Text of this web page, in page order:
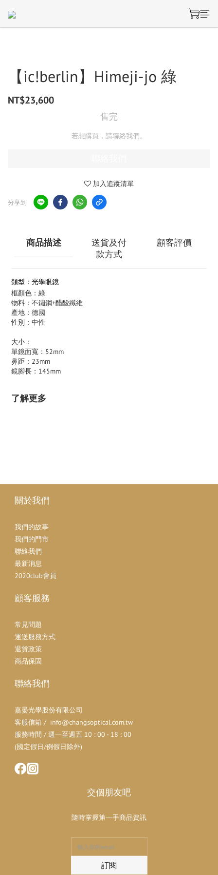
【ic!berlin】Himeji-jo 綠
NT$23,600
售完
若想購買，請聯絡我們。
加入追蹤清單
分享到
商品描述
送貨及付
款方式
顧客評價
類型：光學眼鏡
框顏色：綠
物料：不鏽鋼+醋酸纖維
產地：德國
性別：中性
大小：
單鏡面寬：52mm
鼻距：23mm
鏡腳長：145mm
了解更多
關於我們
我們的故事
我們的門市
聯絡我們
最新消息
2020club會員
顧客服務
常見問題
運送服務方式
退貨政策
商品保固
聯絡我們
嘉晏光學股份有限公司
客服信箱 / info@changsoptical.com.tw
服務時間 / 週一至週五 10 : 00 - 18 : 00
(國定假日/例假日除外)
交個朋友吧
隨時掌握第一手商品資訊
訂閱